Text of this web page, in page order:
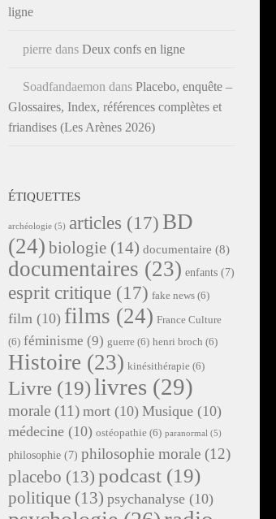
ligne
pierre dans Deux confs en ligne
Soadfandaemon dans Placebo, enquête –
Glossaires, Index, références complètes et
friandises (Les Arènes 2026)
ÉTIQUETTES
archéologie (5) articles (17) BD
(24) biologie (14) documentaire (8)
documentaires (23) enfants (7)
esprit critique (17) fake news (6)
film (10) films (24) France Culture
(6) féminisme (9) guerre (6) henri broch (6)
Histoire (23) kinésithérapie (6)
Livre (19)livres (29)
morale (11) mort (10) Musique (10)
médecine (10) ostéopathie (6) paranormal (5)
philosophie (7) philosophie morale (12)
placebo (13) podcast (19)
politique (13) psychanalyse (10)